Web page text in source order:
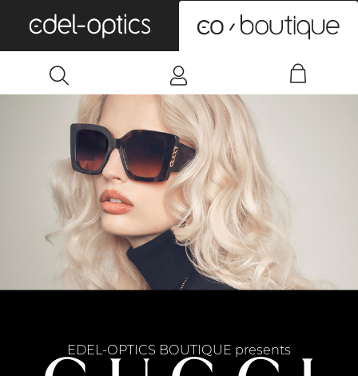
EDEL-OPTICS BOUTIQUE presents